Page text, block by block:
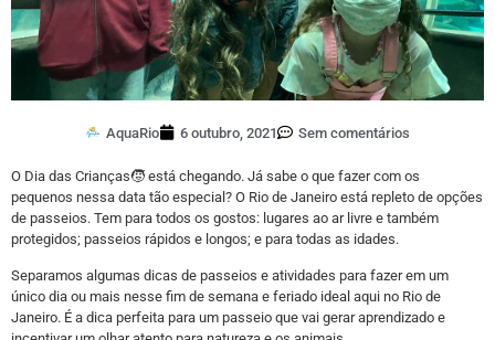
AquaRio 6 outubro, 2021 Sem comentários
O Dia das Crianças🧒 está chegando. Já sabe o que fazer com os
pequenos nessa data tão especial? O Rio de Janeiro está repleto de opções
de passeios. Tem para todos os gostos: lugares ao ar livre e também
protegidos; passeios rápidos e longos; e para todas as idades.
Separamos algumas dicas de passeios e atividades para fazer em um
único dia ou mais nesse fim de semana e feriado ideal aqui no Rio de
Janeiro. É a dica perfeita para um passeio que vai gerar aprendizado e